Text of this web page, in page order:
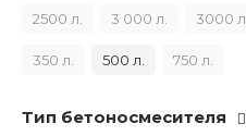
2500 л. 3 000 л. 3000 л.
350 л. 500 л. 750 л.
Тип бетоносмесителя